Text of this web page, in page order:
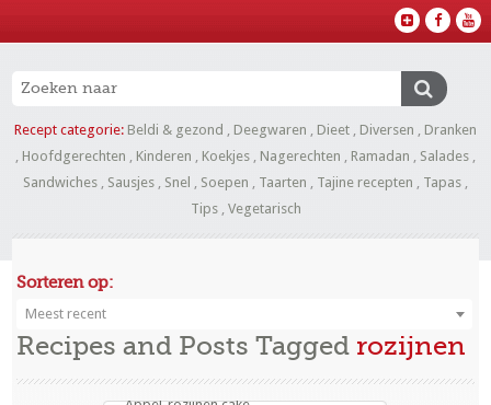
Recept categorie: Beldi & gezond , Deegwaren , Dieet , Diversen , Dranken
, Hoofdgerechten , Kinderen , Koekjes , Nagerechten , Ramadan , Salades ,
Sandwiches , Sausjes , Snel , Soepen , Taarten , Tajine recepten , Tapas ,
Tips, Vegetarisch
Sorteren op:
Meest recent
Recipes and Posts Tagged rozijnen